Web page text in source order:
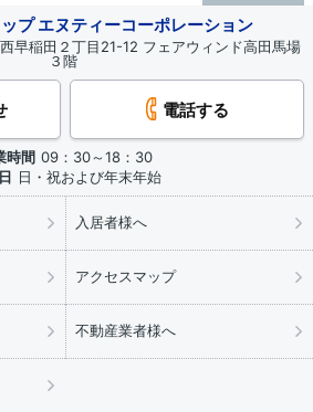
プ エヌティーコーポレーション
早稲田２丁目21-12 フェアウィンド高田馬場
３階
電話する
時間 09：30～18：30
日・祝および年末年始
入居者様へ
アクセスマップ
不動産業者様へ